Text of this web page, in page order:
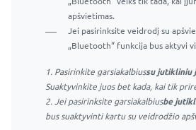
apšvietimas.
Jei pasirinksite veidrodį su
„Bluetooth“ funkcija bus aktyvi
1. Pasirinkite garsiakalbiussu jutikliniu
Suaktyvinkite juos bet kada, kai tik
2. Jei pasirinksite garsiakalbiusbe
bus suaktyvinti kartu su veidrodžio